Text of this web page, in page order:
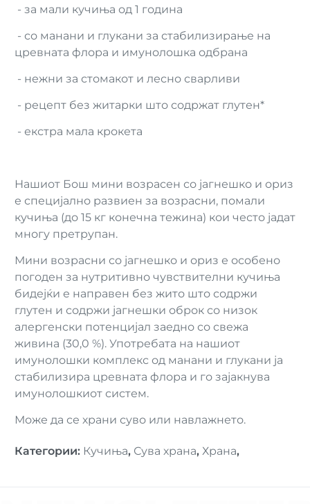
- за мали кучиња од 1 година
- со манани и глукани за стабилизирање на
цревната флора и имунолошка одбрана
- нежни за стомакот и лесно сварливи
- рецепт без житарки што содржат глутен*
- екстра мала крокета
Нашиот Бош мини возрасен со јагнешко и ориз
е специјално развиен за возрасни, помали
кучиња (до 15 кг конечна тежина) кои често јадат
многу претрупан.
Мини возрасни со јагнешко и ориз е особено
погоден за нутритивно чувствителни кучиња
бидејќи е направен без жито што содржи
глутен и содржи јагнешки оброк со низок
алергенски потенцијал заедно со свежа
живина (30,0 %). Употребата на нашиот
имунолошки комплекс од манани и глукани ја
стабилизира цревната флора и го зајакнува
имунолошкиот систем.
Може да се храни суво или навлажнето.
Категории: Кучиња, Сува храна, Храна,